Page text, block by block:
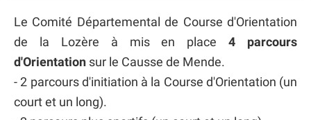
Le Comité Départemental de Course d'Orientation
de la Lozère à mis en place4 parcours
d'Orientation sur le Causse de Mende.
- 2 parcours d'initiation à la Course d'Orientation (un
court et un long).